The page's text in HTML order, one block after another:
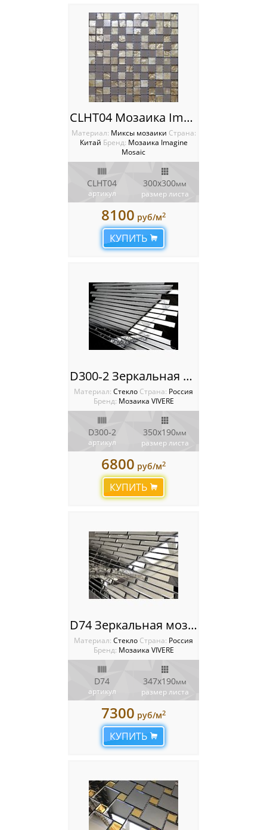
CLHT04 Мозаика Imagine
Материал: Миксы мозаики Cтрана:
Китай Бренд: Мозаика Imagine
Mosaic
CLHT04
артикул
300х300мм
размер листа
8100 руб/м2
КУПИТЬ
D300‐2 Зеркальная мозаика VIVERE VANTAGGIO
Материал: Стекло Cтрана: Россия
Бренд: Мозаика VIVERE
D300‐2
артикул
350х190мм
размер листа
6800 руб/м2
КУПИТЬ
D74 Зеркальная мозаика VIVERE VANTAGGIO
Материал: Стекло Cтрана: Россия
Бренд: Мозаика VIVERE
D74
артикул
347х190мм
размер листа
7300 руб/м2
КУПИТЬ